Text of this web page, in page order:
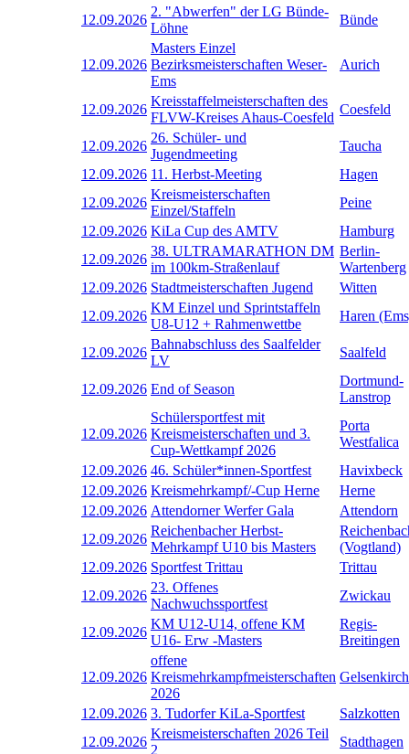
12.09.2026
2. "Abwerfen" der LG Bünde-
Löhne
Bünde
12.09.2026
Masters Einzel
Bezirksmeisterschaften Weser-
Ems
Aurich
12.09.2026
Kreisstaffelmeisterschaften des
FLVW-Kreises Ahaus-Coesfeld
Coesfeld
12.09.2026
26. Schüler- und
Jugendmeeting
Taucha
12.09.2026 11. Herbst-Meeting
Hagen
12.09.2026
Kreismeisterschaften
Einzel/Staffeln
Peine
12.09.2026 KiLa Cup des AMTV
Hamburg
12.09.2026
38. ULTRAMARATHON DM
im 100km-Straßenlauf
Berlin-
Wartenberg
12.09.2026 Stadtmeisterschaften Jugend
Witten
12.09.2026
KM Einzel und Sprintstaffeln
U8-U12 + Rahmenwettbe
Haren
12.09.2026
Bahnabschluss des Saalfelder
LV
Saalfeld
12.09.2026 End of Season
Dortmund-
Lanstrop
12.09.2026
Schülersportfest mit
Kreismeisterschaften und 3.
Cup-Wettkampf 2026
Porta
Westfalica
12.09.2026 46. Schüler*innen-Sportfest
Havixbeck
12.09.2026 Kreismehrkampf/-Cup Herne
Herne
12.09.2026 Attendorner Werfer Gala
Attendorn
12.09.2026
Reichenbacher Herbst-
Mehrkampf U10 bis Masters
(Vogtland)
12.09.2026 Sportfest Trittau
Trittau
12.09.2026
23. Offenes
Nachwuchssportfest
Zwickau
12.09.2026
KM U12-U14, offene KM
U16- Erw -Masters
Regis-
Breitingen
12.09.2026
offene
Kreismehrkampfmeisterschaften
2026
12.09.2026 3. Tudorfer KiLa-Sportfest
Salzkotten
12.09.2026
Kreismeisterschaften 2026 Teil
2
Stadthagen